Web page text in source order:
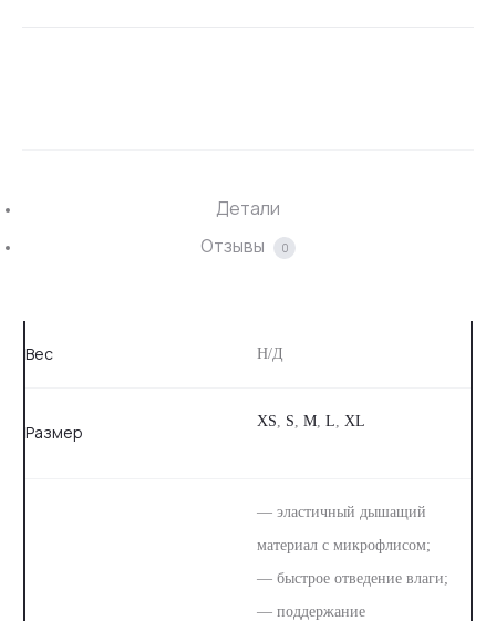
Детали
Отзывы
0
Вес Н/Д
Размер
XS, S, M, L, XL
— эластичный дышащий
материал с микрофлисом;
— быстрое отведение влаги;
— поддержание